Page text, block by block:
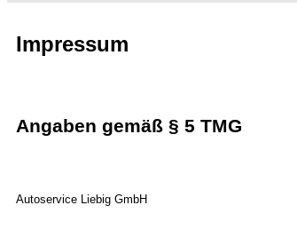
Impressum
Angaben gemäß § 5 TMG
Autoservice Liebig GmbH